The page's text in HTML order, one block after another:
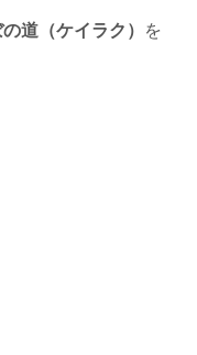
道（ケイラク） を